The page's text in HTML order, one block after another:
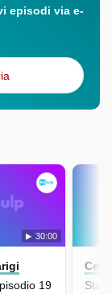
episodi via e-
30:00
19